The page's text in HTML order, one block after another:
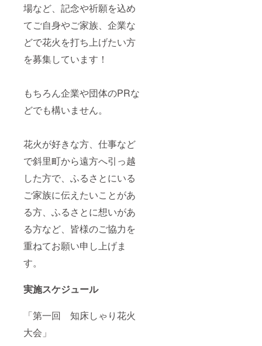
場など、記念や祈願を込め
てご自身やご家族、企業な
どで花火を打ち上げたい方
を募集しています！
もちろん企業や団体のPRな
どでも構いません。
花火が好きな方、仕事など
で斜里町から遠方へ引っ越
した方で、ふるさとにいる
ご家族に伝えたいことがあ
る方、ふるさとに想いがあ
る方など、皆様のご協力を
重ねてお願い申し上げま
す。
実施スケジュール
「第一回 知床しゃり花火
大会」